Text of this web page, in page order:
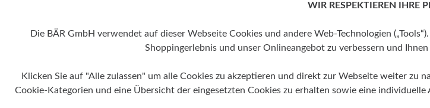
WIR RESPEKTIEREN IHRE
Die BÄR GmbH verwendet auf dieser Webseite Cookies und andere Web-Technologien
Shoppingerlebnis und unser Onlineangebot zu verbessern und
Klicken Sie auf "Alle zulassen" um alle Cookies zu akzeptieren und direkt zur Webseite weiter zu
Cookie-Kategorien und eine Übersicht der eingesetzten Cookies zu erhalten sowie eine